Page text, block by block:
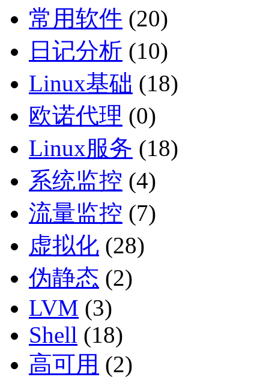
常用软件 (20)
日记分析 (10)
Linux基础 (18)
欧诺代理 (0)
Linux服务 (18)
系统监控 (4)
流量监控 (7)
虚拟化 (28)
伪静态 (2)
LVM (3)
Shell (18)
高可用 (2)